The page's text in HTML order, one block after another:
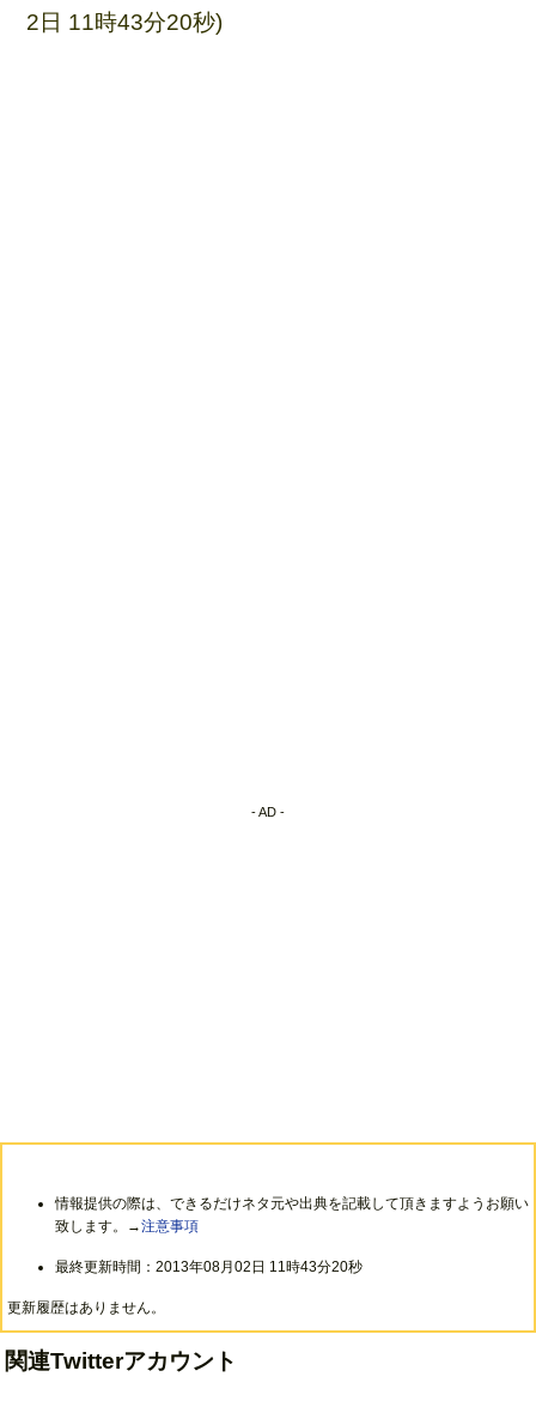
2日 11時43分20秒)
- AD -
情報提供の際は、できるだけネタ元や出典を記載して頂きますようお願い
致します。→注意事項
最終更新時間：2013年08月02日 11時43分20秒
更新履歴はありません。
関連Twitterアカウント